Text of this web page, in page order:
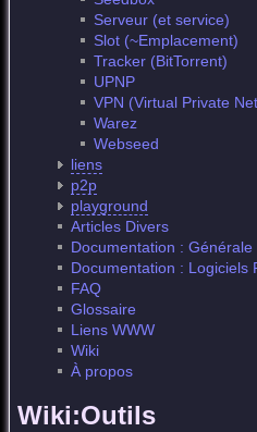
Serveur (et service)
Slot (~Emplacement)
Tracker (BitTorrent)
UPNP
VPN (Virtual Private
Warez
Webseed
liens
p2p
playground
Articles Divers
Documentation : Générale
Documentation : Logiciels
FAQ
Glossaire
Liens WWW
Wiki
À propos
Wiki:Outils